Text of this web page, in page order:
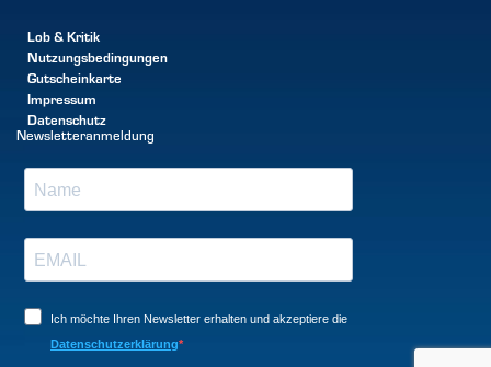
Lob & Kritik
Nutzungsbedingungen
Gutscheinkarte
Impressum
Datenschutz
Newsletteranmeldung
Ich möchte Ihren Newsletter erhalten und akzeptiere die
Datenschutzerklärung